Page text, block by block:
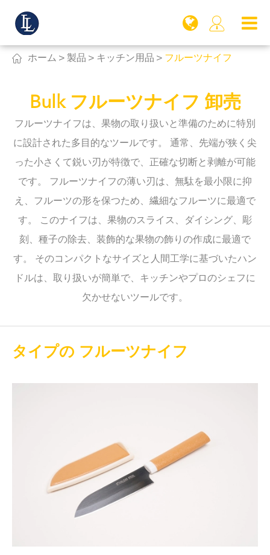

 ホーム 製品 キッチン用品 フルーツナイフ
Bulk フルーツナイフ 卸売
フルーツナイフは、果物の取り扱いと準備のために特別
に設計された多目的なツールです。 通常、先端が狭く尖
った小さくて鋭い刃が特徴で、正確な切断と剥離が可能
です。 フルーツナイフの薄い刃は、無駄を最小限に抑
え、フルーツの形を保つため、繊細なフルーツに最適で
す。 このナイフは、果物のスライス、ダイシング、彫
刻、種子の除去、装飾的な果物の飾りの作成に最適で
す。 そのコンパクトなサイズと人間工学に基づいたハン
ドルは、取り扱いが簡単で、キッチンやプロのシェフに
欠かせないツールです。
タイプの フルーツナイフ